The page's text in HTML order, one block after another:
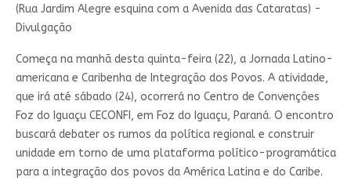
(Rua Jardim Alegre esquina com a Avenida das Cataratas) -
Divulgação
Começa na manhã desta quinta-feira (22), a Jornada Latino-
americana e Caribenha de Integração dos Povos. A atividade,
que irá até sábado (24), ocorrerá no Centro de Convenções
Foz do Iguaçu CECONFI, em Foz do Iguaçu, Paraná. O encontro
buscará debater os rumos da política regional e construir
unidade em torno de uma plataforma político-programática
para a integração dos povos da América Latina e do Caribe.